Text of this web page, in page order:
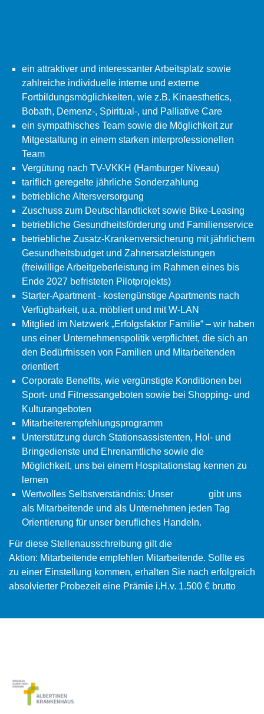
ein attraktiver und interessanter Arbeitsplatz sowie
zahlreiche individuelle interne und externe
Fortbildungsmöglichkeiten, wie z.B. Kinaesthetics,
Bobath, Demenz-, Spiritual-, und Palliative Care
ein sympathisches Team sowie die Möglichkeit zur
Mitgestaltung in einem starken interprofessionellen
Team
Vergütung nach TV-VKKH (Hamburger Niveau)
tariflich geregelte jährliche Sonderzahlung
betriebliche Altersversorgung
Zuschuss zum Deutschlandticket sowie Bike-Leasing
betriebliche Gesundheitsförderung und Familienservice
betriebliche Zusatz-Krankenversicherung mit jährlichem
Gesundheitsbudget und Zahnersatzleistungen
(freiwillige Arbeitgeberleistung im Rahmen eines bis
Ende 2027 befristeten Pilotprojekts)
Starter-Apartment - kostengünstige Apartments nach
Verfügbarkeit, u.a. möbliert und mit W-LAN
Mitglied im Netzwerk „Erfolgsfaktor Familie“ – wir haben
uns einer Unternehmenspolitik verpflichtet, die sich an
den Bedürfnissen von Familien und Mitarbeitenden
orientiert
Corporate Benefits, wie vergünstigte Konditionen bei
Sport- und Fitnessangeboten sowie bei Shopping- und
Kulturangeboten
Mitarbeiterempfehlungsprogramm
Unterstützung durch Stationsassistenten, Hol- und
Bringedienste und Ehrenamtliche sowie die
Möglichkeit, uns bei einem Hospitationstag kennen zu
lernen
Wertvolles Selbstverständnis: Unser
gibt uns
als Mitarbeitende und als Unternehmen jeden Tag
Orientierung für unser berufliches Handeln.
Für diese Stellenausschreibung gilt die
Aktion: Mitarbeitende empfehlen Mitarbeitende. Sollte es
zu einer Einstellung kommen, erhalten Sie nach erfolgreich
absolvierter Probezeit eine Prämie i.H.v. 1.500 € brutto